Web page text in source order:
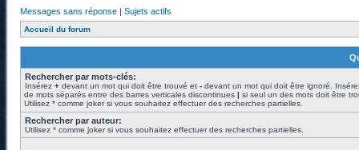
Messages sans réponse | Sujets actifs
Accueil du forum
Rechercher par mots-clés:
Insérez + devant un mot qui doit être trouvé et - devant un mot qui doit être ignoré.
de mots séparés entre des barres verticales discontinues | si seul un des mots doit être
Utilisez * comme joker si vous souhaitez effectuer des recherches partielles.
Rechercher par auteur:
Utilisez * comme joker si vous souhaitez effectuer des recherches partielles.